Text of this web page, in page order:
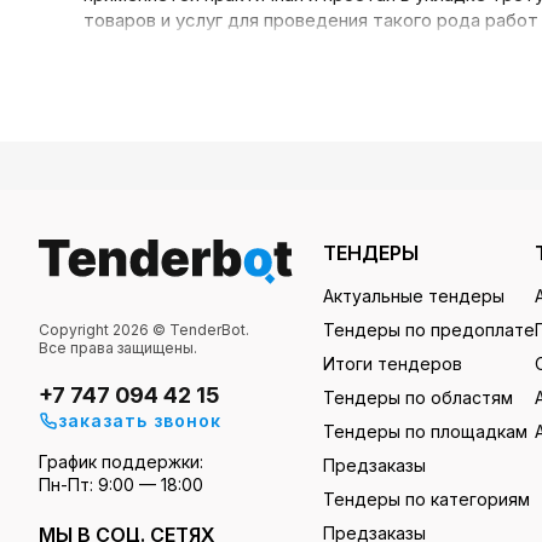
товаров и услуг для проведения такого рода
информацию с этих сайтов мы генерируем на
нажмите на кнопку поиска — все подходящие под
список в удобный для работы документ Excel
Владельцы платных аккаунтов могут
Связываться с поставщиками, оговаривать
Получать на е-мейл ежедневную рассылку с
Изучать аналитику прошлых тендеров на
Copyright 2026 © TenderBot.
Все права защищены.
+7 747 094 42 15
заказать звонок
График поддержки:
Пн-Пт: 9:00 — 18:00
МЫ В СОЦ. СЕТЯХ
ТЕНДЕРЫ
Актуальные тендеры
Тендеры по предоплате
Итоги тендеров
Тендеры по областям
Тендеры по площадкам
Предзаказы
Тендеры по категориям
Предзаказы